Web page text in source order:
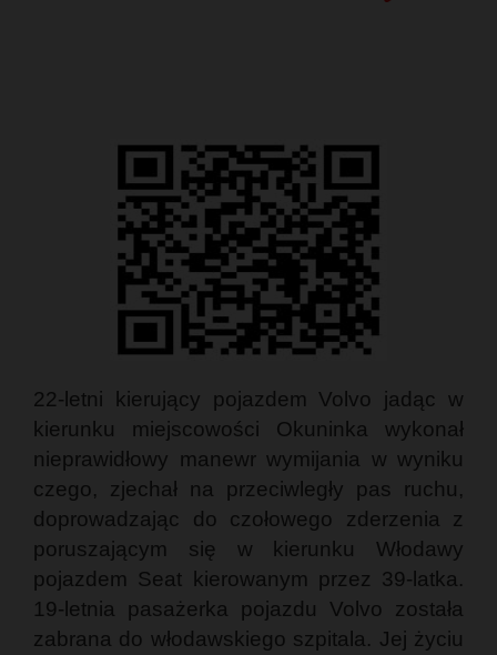
22-letni kierujący pojazdem Volvo jadąc w
kierunku miejscowości Okuninka wykonał
nieprawidłowy manewr wymijania w wyniku
czego, zjechał na przeciwległy pas ruchu,
doprowadzając do czołowego zderzenia z
poruszającym się w kierunku Włodawy
pojazdem Seat kierowanym przez 39-latka.
19-letnia pasażerka pojazdu Volvo została
zabrana do włodawskiego szpitala. Jej życiu